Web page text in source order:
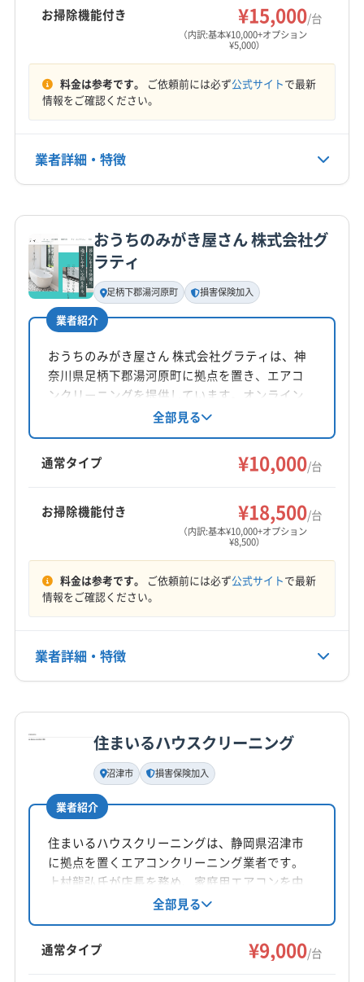
お掃除機能付き ¥15,000/台
（内訳:基本¥10,000+オプション
¥5,000）
料金は参考です。 ご依頼前には必ず公式サイトで最新
情報をご確認ください。
業者詳細・特徴
基本情報
代表者名
団野英樹
所在地
対応地域
駿東郡小山町
営業時間
定休日
年中無休・なし
非公開
公式サイトを見る
おうちのみがき屋さん 株式会社グ
ラティ
足柄下郡湯河原町 損害保険加入
業者紹介
おうちのみがき屋さん 株式会社グラティは、神
奈川県足柄下郡湯河原町に拠点を置き、エアコ
ンクリーニングを提供しています。オンライン
カード決済など決済手段が豊富で、夫婦で訪問
するため女性も安心。損害保険加入済みです。
防カビ・抗菌コーティングにも対応。顧客満足
を重視し、丁寧な作業とコミュニケーションを
全部見る
通常タイプ ¥10,000/台
お掃除機能付き ¥18,500/台
（内訳:基本¥10,000+オプション
¥8,500）
料金は参考です。 ご依頼前には必ず公式サイトで最新
情報をご確認ください。
業者詳細・特徴
基本情報
所在地
神奈川県足柄下郡湯河原町中央5-1572-20
対応地域
御殿場市 三島市
駿東郡小山町
駿東郡清水町
駿東郡長泉町
田方郡函南町
(神奈川県) 愛甲郡愛川町
住まいるハウスクリーニング
沼津市 損害保険加入
業者紹介
住まいるハウスクリーニングは、静岡県沼津市
に拠点を置くエアコンクリーニング業者です。
上村龍弘氏が店長を務め、家庭用エアコンを中
心にサービスを提供しています。損害保険加入
済みで、作業や仕上がりに不満がある場合は無
料で追加対応。防カビ・抗菌コーティングにも
対応しています。
全部見る
通常タイプ ¥9,000/台